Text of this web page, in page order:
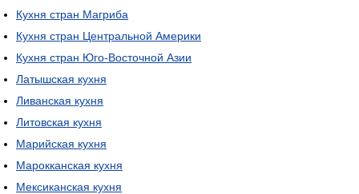
Кухня стран Магриба
Кухня стран Центральной Америки
Кухня стран Юго-Восточной Азии
Латышская кухня
Ливанская кухня
Литовская кухня
Марийская кухня
Марокканская кухня
Мексиканская кухня